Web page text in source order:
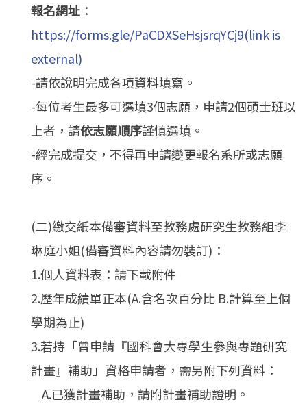
報名網址 ：
https://forms.gle/PaCDXSeHsjsrqYCj9(link is
external)
-請依說明完成各項資料填寫。
-每位考生最多可選填3個志願，申請2個碩士班以
上者，請依志願順序謹慎選填。
-經完成提交，不得再申請變更報名系所或志願
序。
(二)繳交紙本備審資料至教務處研究生教務組李
琳庭小姐(備審資料內容請勿裝訂)：
1.個人資料表：請下載附件
2.歷年成績單正本(A.含名次百分比 B.計算至上個
學期為止)
3.若持「曾申請『國科會大專學生參與專題研究
計畫』補助」資格申請者，需另附下列資料：
A.已獲計畫補助，請附計畫補助證明。